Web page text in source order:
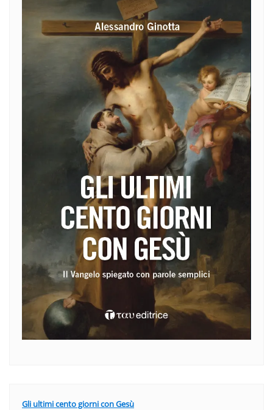
Gli ultimi cento giorni con Gesù